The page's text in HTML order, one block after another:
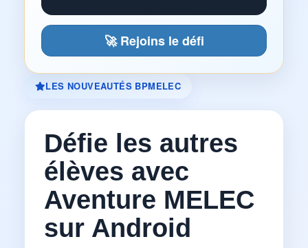
🚀 Rejoins le défi
LES NOUVEAUTÉS BPMELEC
Défie les autres
élèves avec
Aventure MELEC
sur Android